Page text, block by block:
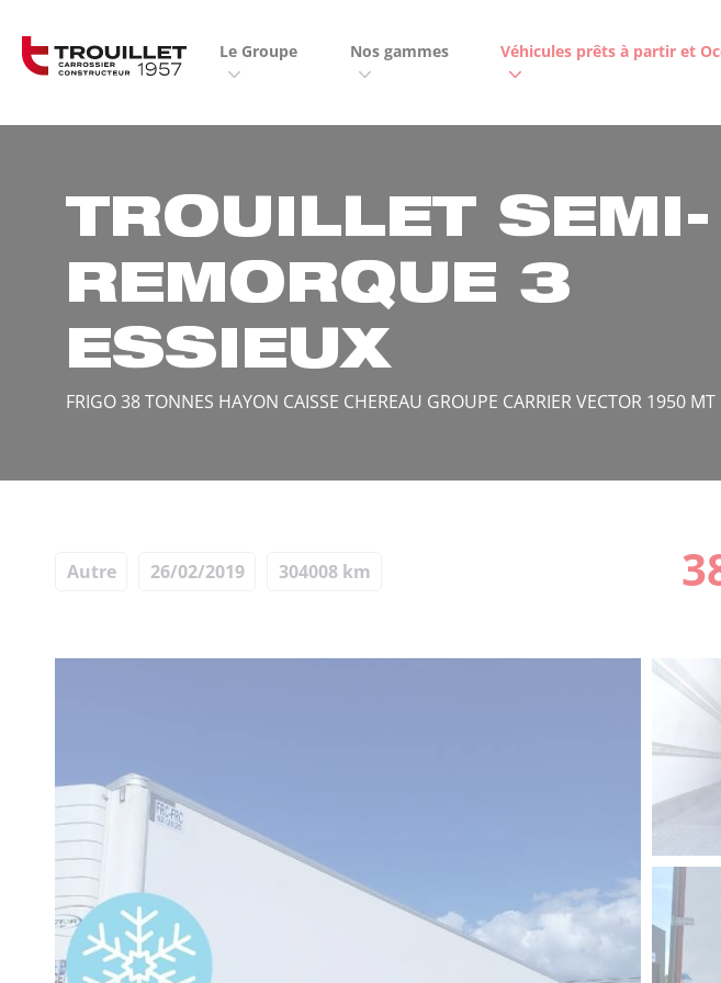
Le Groupe Nos gammes Véhicules prêts à partir et
TROUILLET SEMI-
REMORQUE 3
ESSIEUX
FRIGO 38 TONNES HAYON CAISSE CHEREAU GROUPE CARRIER VECTOR 1950 MT
Autre 26/02/2019 304008 km